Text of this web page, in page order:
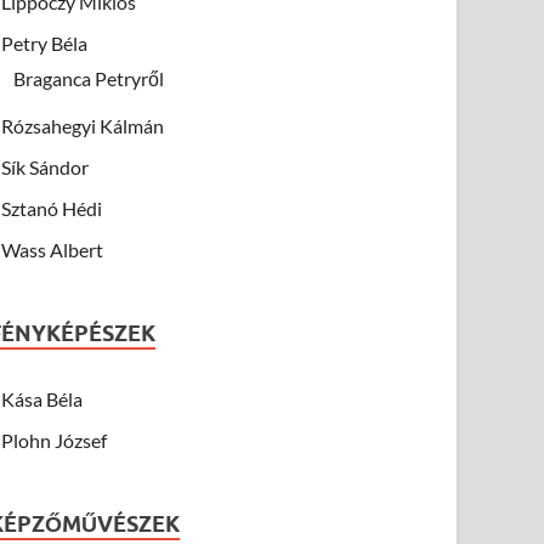
Petry Béla
Braganca Petryről
Rózsahegyi Kálmán
Sík Sándor
Sztanó Hédi
Wass Albert
Kása Béla
Plohn József